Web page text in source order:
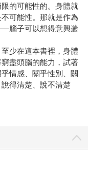
的可能性的。身體就
可能性。那就是作為
腦子可以想得意興遄
少在這本書裡，身體
盡頭腦的能力，試著
情感、關乎性別、關
得清楚、說不清楚